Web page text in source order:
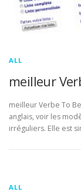
ALL
meilleur
meilleur Verbe To
anglais, voir les
irréguliers. Elle est
ALL